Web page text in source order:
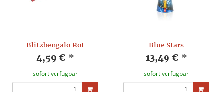
Blitzbengalo Rot
4,59 € *
sofort verfügbar
Blue Stars
13,49 € *
sofort verfügbar